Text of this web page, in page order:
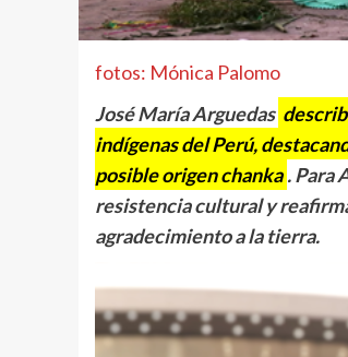
fotos: Mónica Palomo
José María Arguedas
indígenas del Perú,
posible origen chanka . Para
resistencia cultural y
agradecimiento a la tierra.